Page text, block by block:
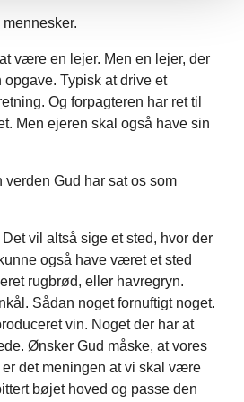
være en lejer. Men en lejer, der
opgave. Typisk at drive et
Og forpagteren har ret til
Men ejeren skal også have sin
verden Gud har sat os som
vil altså sige et sted, hvor der
også have været et sted
rugbrød, eller havregryn.
Sådan noget fornuftigt noget.
vin. Noget der har at
Ønsker Gud måske, at vores
det meningen at vi skal være
bøjet hoved og passe den